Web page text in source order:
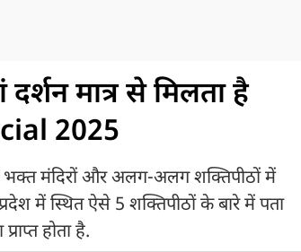
मात्र से मिलता है
2025
के भक्त मंदिरों और अलग-अलग शक्तिपीठों में
में स्थित ऐसे 5 शक्तिपीठों के बारे में पता
होता है.